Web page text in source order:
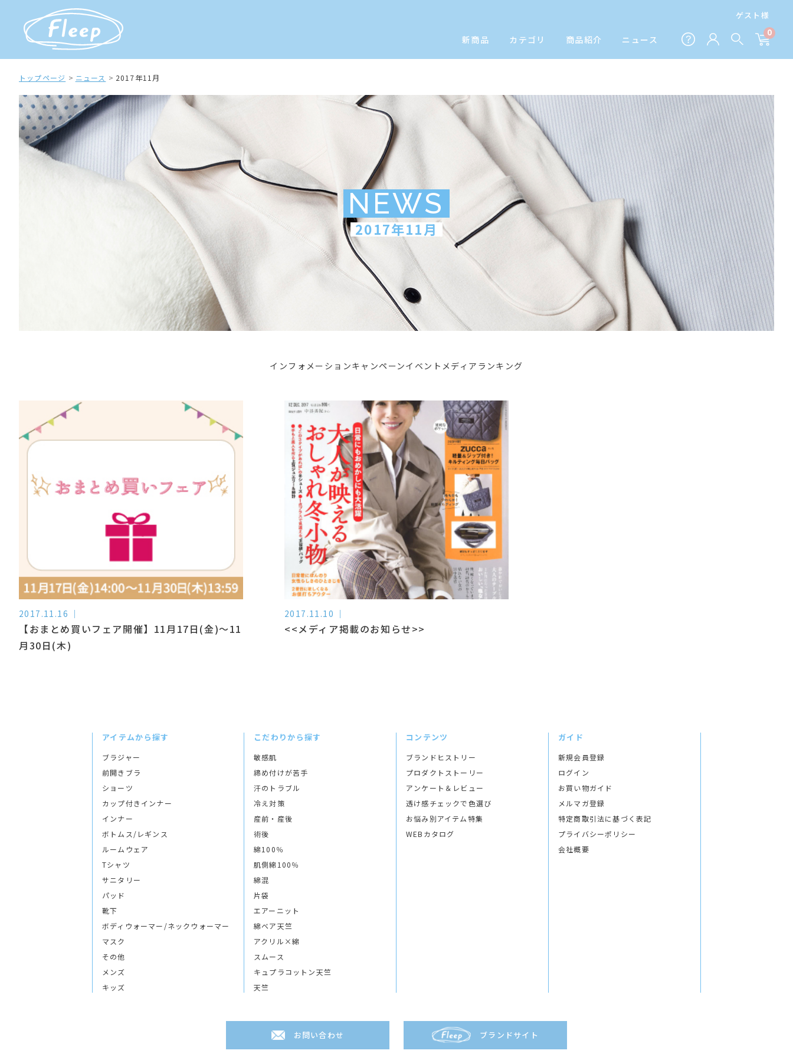
ゲスト様
新商品 カテゴリ 商品紹介 ニュース
0
トップページ ニュース 2017年11月
NEWS
2017年11月
インフォメーションキャンペーンイベント メディア ランキング
2017.11.16
【おまとめ買いフェア開催】11月17日(金)～11
月30日(木)
2017.11.10
<<メディア掲載のお知らせ>>
アイテムから探す
ブラジャー
前開きブラ
ショーツ
カップ付きインナー
インナー
ボトムス/レギンス
ルームウェア
Tシャツ
サニタリー
パッド
靴下
ボディウォーマー/ネックウォーマー
マスク
その他
メンズ
キッズ
こだわりから探す
敏感肌
締め付けが苦手
汗のトラブル
冷え対策
産前・産後
術後
綿100％
肌側綿100％
綿混
片袋
エアーニット
綿ベア天竺
アクリル×綿
スムース
キュプラコットン天竺
天竺
コンテンツ
ブランドヒストリー
プロダクトストーリー
アンケート＆レビュー
透け感チェックで色選び
お悩み別アイテム特集
WEBカタログ
ガイド
新規会員登録
ログイン
お買い物ガイド
メルマガ登録
特定商取引法に基づく表記
プライバシーポリシー
会社概要
お問い合わせ ブランドサイト